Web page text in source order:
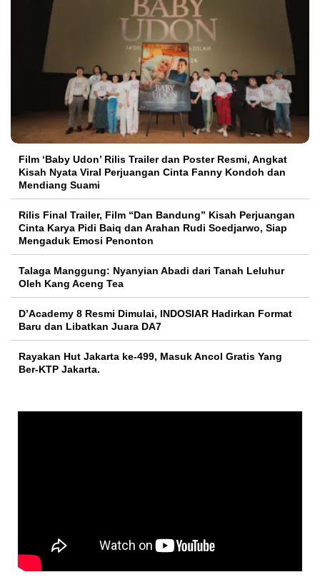
Film ‘Baby Udon’ Rilis Trailer dan Poster Resmi, Angkat
Kisah Nyata Viral Perjuangan Cinta Fanny Kondoh dan
Mendiang Suami
Rilis Final Trailer, Film “Dan Bandung” Kisah Perjuangan
Cinta Karya Pidi Baiq dan Arahan Rudi Soedjarwo, Siap
Mengaduk Emosi Penonton
Talaga Manggung: Nyanyian Abadi dari Tanah Leluhur
Oleh Kang Aceng Tea
D’Academy 8 Resmi Dimulai, INDOSIAR Hadirkan Format
Baru dan Libatkan Juara DA7
Rayakan Hut Jakarta ke-499, Masuk Ancol Gratis Yang
Ber-KTP Jakarta.